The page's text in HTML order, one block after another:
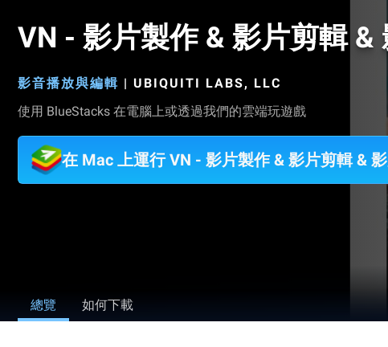
VN - 影片製作 & 影片剪輯 &
影音播放與編輯 | UBIQUITI LABS, LLC
使用 BlueStacks 在電腦上或透過我們的雲端玩遊戲
在 Mac 上運行 VN - 影片製作 & 影片剪輯 &
總覽 如何下載